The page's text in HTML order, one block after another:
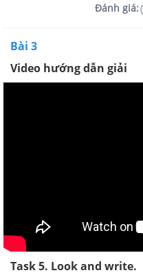
Đánh giá:
Bài 3
Video hướng dẫn giải
Task 5. Look and write.